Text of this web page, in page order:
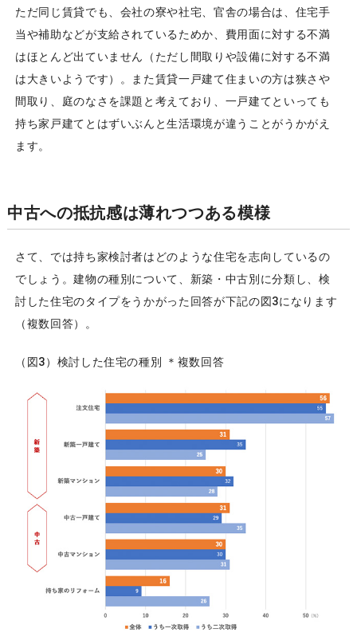
ただ同じ賃貸でも、会社の寮や社宅、官舎の場合は、住宅手
当や補助などが支給されているためか、費用面に対する不満
はほとんど出ていません（ただし間取りや設備に対する不満
は大きいようです）。また賃貸一戸建て住まいの方は狭さや
間取り、庭のなさを課題と考えており、一戸建てといっても
持ち家戸建てとはずいぶんと生活環境が違うことがうかがえ
ます。
中古への抵抗感は薄れつつある模様
さて、では持ち家検討者はどのような住宅を志向しているの
でしょう。建物の種別について、新築・中古別に分類し、検
討した住宅のタイプをうかがった回答が下記の図3になります
（複数回答）。
（図3）検討した住宅の種別 ＊複数回答